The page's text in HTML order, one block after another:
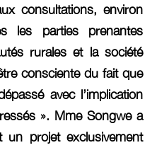
consultations, environ
les parties prenantes
rurales et la société
consciente du fait que
avec l’implication
». Mme Songwe a
un projet exclusivement